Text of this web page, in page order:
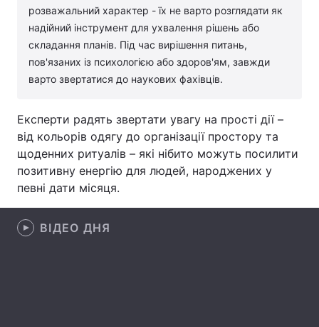
Відео з Youtube Статті
Думки
Архів Вакансії
Послуги
розважальний характер - їх не варто розглядати як
надійний інструмент для ухвалення рішень або
складання планів. Під час вирішення питань,
пов'язаних із психологією або здоров'ям, завжди
варто звертатися до наукових фахівців.
Експерти радять звертати увагу на прості дії –
від кольорів одягу до організації простору та
щоденних ритуалів – які нібито можуть посилити
позитивну енергію для людей, народжених у
певні дати місяця.
ВІДЕО ДНЯ